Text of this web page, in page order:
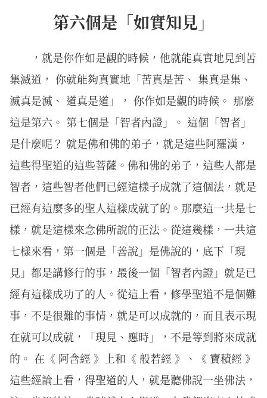
第六個是「如實知見」
，就是你作如是觀的時候，他就能真實地見到苦
集滅道， 你就能夠真實地「苦真是苦、 集真是集、
滅真是滅、 道真是道」， 你作如是觀的時候。 那麼
這是第六。 第七個是「智者內證」。 這個「智者」
是什麼呢？ 就是佛和佛的弟子，就是這些阿羅漢，
這些得聖道的這些菩薩。佛和佛的弟子，這些人都是
智者，這些智者他們已經這樣子成就了這個法，就是
已經有這麼多的聖人這樣成就了的。那麼這一共是七
樣，就是這樣來念佛所說的正法。從這幾樣，一共這
七樣來看，第一個是「善說」是佛說的，底下「現
見」都是講修行的事，最後一個「智者內證」就是已
經有這樣成功了的人。從這上看，修學聖道不是個難
事，不是很難的事情，就是可以成就的，而且表示現
在就可以成就，「現見、應時」，不是等到將來成就
的。 在《 阿含經 》上和《 般若經 》、《 寶積經 》
這些經論上看，得聖道的人，就是聽佛說一坐佛法，